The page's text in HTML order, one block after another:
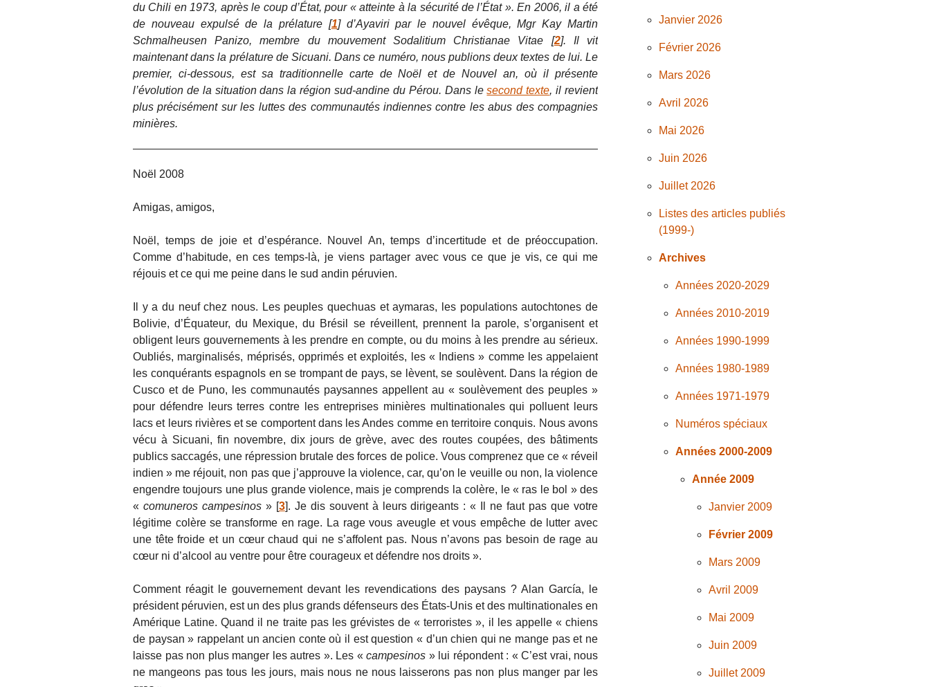
du Chili en 1973, après le coup d’État, pour « atteinte à la sécurité de l’État ». En 2006, il a été
de nouveau expulsé de la prélature[1]d’Ayaviri par le nouvel évêque, Mgr Kay Martin
Schmalheusen Panizo, membre du mouvement Sodalitium Christianae Vitae [2]. Il vit
maintenant dans la prélature de Sicuani. Dans ce numéro, nous publions deux textes de lui. Le
premier, ci-dessous, est sa traditionnelle carte de Noël et de Nouvel an, où il présente
l’évolution de la situation dans la région sud-andine du Pérou. Dans lesecond texte, il revient
plus précisément sur les luttes des communautés indiennes contre les abus des compagnies
minières.
Noël 2008
Amigas, amigos,
Noël, temps de joie et d’espérance. Nouvel An, temps d’incertitude et de préoccupation.
Comme d’habitude, en ces temps-là, je viens partager avec vous ce que je vis, ce qui me
réjouis et ce qui me peine dans le sud andin péruvien.
Il y a du neuf chez nous. Les peuples quechuas et aymaras, les populations autochtones de
Bolivie, d’Équateur, du Mexique, du Brésil se réveillent, prennent la parole, s’organisent et
obligent leurs gouvernements à les prendre en compte, ou du moins à les prendre au sérieux.
Oubliés, marginalisés, méprisés, opprimés et exploités, les « Indiens » comme les appelaient
les conquérants espagnols en se trompant de pays, se lèvent, se soulèvent. Dans la région de
Cusco et de Puno, les communautés paysannes appellent au « soulèvement des peuples »
pour défendre leurs terres contre les entreprises minières multinationales qui polluent leurs
lacs et leurs rivières et se comportent dans les Andes comme en territoire conquis. Nous avons
vécu à Sicuani, fin novembre, dix jours de grève, avec des routes coupées, des bâtiments
publics saccagés, une répression brutale des forces de police. Vous comprenez que ce « réveil
indien » me réjouit, non pas que j’approuve la violence, car, qu’on le veuille ou non, la violence
engendre toujours une plus grande violence, mais je comprends la colère, le « ras le bol » des
« comuneros campesinos»[3]. Je dis souvent à leurs dirigeants : « Il ne faut pas que votre
légitime colère se transforme en rage. La rage vous aveugle et vous empêche de lutter avec
une tête froide et un cœur chaud qui ne s’affolent pas. Nous n’avons pas besoin de rage au
cœur ni d’alcool au ventre pour être courageux et défendre nos droits ».
Comment réagit le gouvernement devant les revendications des paysans ? Alan García, le
président péruvien, est un des plus grands défenseurs des États-Unis et des multinationales en
Amérique Latine. Quand il ne traite pas les grévistes de « terroristes », il les appelle « chiens
de paysan » rappelant un ancien conte où il est question « d’un chien qui ne mange pas et ne
laisse pas non plus manger les autres ». Les « campesinos » lui répondent : « C’est vrai, nous
ne mangeons pas tous les jours, mais nous ne nous laisserons pas non plus manger par les
Janvier 2026
Février 2026
Mars 2026
Avril 2026
Mai 2026
Juin 2026
Juillet 2026
Listes des articles publiés
(1999-)
Archives
Années 2020-2029
Années 2010-2019
Années 1990-1999
Années 1980-1989
Années 1971-1979
Numéros spéciaux
Années 2000-2009
Année 2009
Janvier 2009
Février 2009
Mars 2009
Avril 2009
Mai 2009
Juin 2009
Juillet 2009